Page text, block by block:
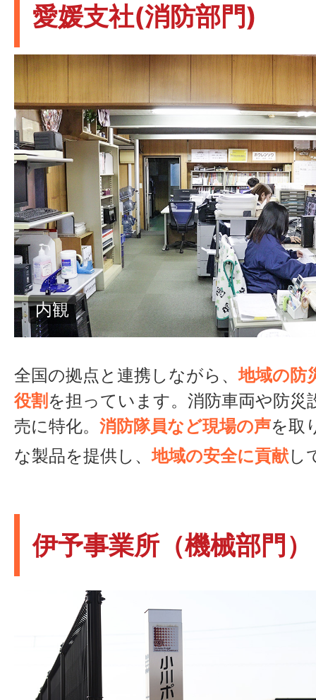
愛媛支社(消防部門)
計測室①
全国の拠点と連携しながら、地域の防
役割 を担っています。消防車両や防災
売に特化。 消防隊員など現場の声を取
な製品を提供し、地域の安全に貢献し
伊予事業所（機械部門）